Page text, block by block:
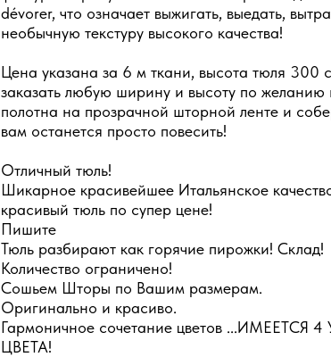
dévorer, что означает выжигать, выедать,
необычную текстуру высокого качества!
Цена указана за 6 м ткани, высота тюля 300
заказать любую ширину и высоту по
полотна на прозрачной шторной ленте и
вам останется просто повесить!
Отличный тюль!
Шикарное красивейшее Итальянское
красивый тюль по супер цене!
Пишите
Тюль разбирают как горячие пирожки! Склад!
Количество ограничено!
Сошьем Шторы по Вашим размерам.
Оригинально и красиво.
Гармоничное сочетание цветов
ЦВЕТА!